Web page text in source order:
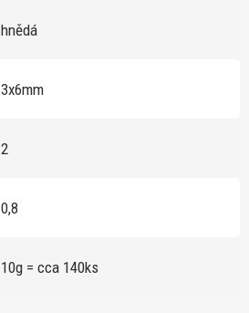
hnědá
3x6mm
2
0,8
10g = cca 140ks